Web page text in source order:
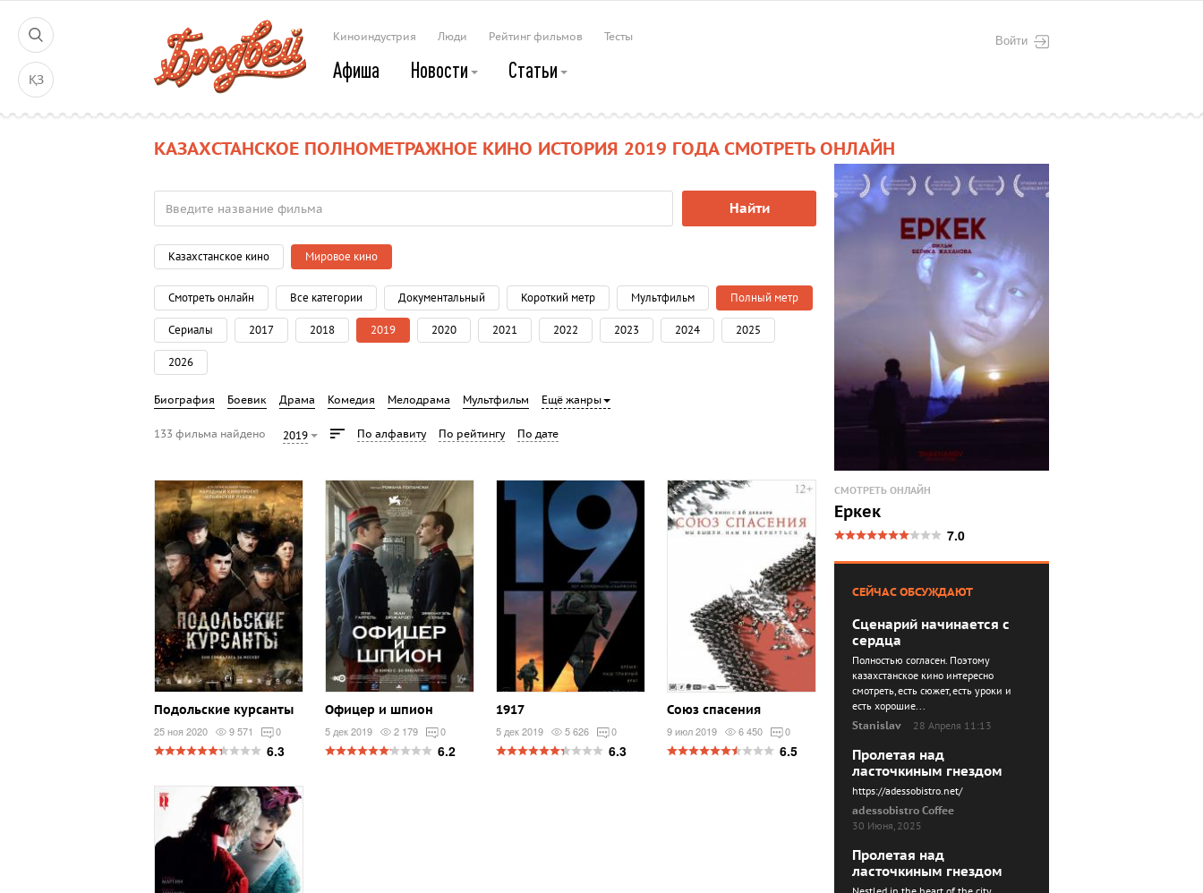
ҚЗ
Войти
Киноиндустрия Люди Рейтинг фильмов Тесты
Афиша Новости Статьи
КАЗАХСТАНСКОЕ ПОЛНОМЕТРАЖНОЕ КИНО ИСТОРИЯ 2019 ГОДА СМОТРЕТЬ ОНЛАЙН
Найти
Казахстанское кино Мировое кино
Смотреть онлайн Все категории Документальный Короткий метр Мультфильм Полный метр
Сериалы 2017 2018 2019 2020 2021 2022 2023 2024 2025
2026
Биография Боевик Драма Комедия Мелодрама Мультфильм Ещё жанры
133 фильма найдено 2019 По алфавиту По рейтингу По дате
Подольские курсанты
25 ноя 2020 9 571 0
6.3
Офицер и шпион
5 дек 2019 2 179 0
6.2
1917
5 дек 2019 5 626 0
6.3
Союз спасения
9 июл 2019 6 450 0
6.5
СМОТРЕТЬ ОНЛАЙН
Еркек
7.0
СЕЙЧАС ОБСУЖДАЮТ
Сценарий начинается с
сердца
Полностью согласен. Поэтому
казахстанское кино интересно
смотреть, есть сюжет, есть уроки и
есть хорошие...
Stanislav
28 Апреля 11:13
Пролетая над
ласточкиным гнездом
https://adessobistro.net/
adessobistro Coffee
30 Июня, 2025
Пролетая над
ласточкиным гнездом